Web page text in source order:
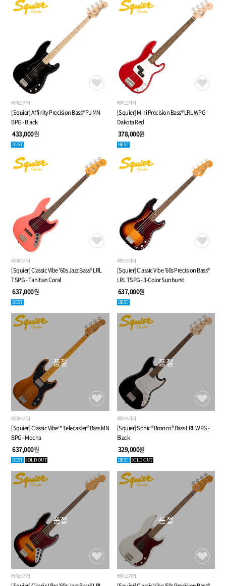
베이스기타
[Squier] Affinity Precision Bass® PJ MN
BPG - Black
433,000원
BEST
베이스기타
[Squier] Mini Precision Bass® LRL WPG -
Dakota Red
378,000원
BEST
베이스기타
[Squier] Classic Vibe '60s Jazz Bass® LRL
TSPG - Tahitian Coral
637,000원
BEST
베이스기타
[Squier] Classic Vibe '60s Precision Bass®
LRL TSPG - 3-Color Sunburst
637,000원
BEST
품절
베이스기타
[Squier] Classic Vibe™ Telecaster® Bass MN
BPG - Mocha
637,000원
BEST SOLD OUT
품절
베이스기타
[Squier] Sonic® Bronco® Bass LRL WPG -
Black
329,000원
BEST SOLD OUT
품절
베이스기타
품절
베이스기타